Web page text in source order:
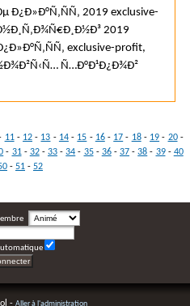
2019 exclusive-
2019
exclusive-profit,
Ñ…Ð°Ð¹Ð¿Ð¾Ð²
11- 12 - 13 - 14- 15 - 16- 17 - 18- 19 - 20-
- 31- 32- 33 -34 - 35- 36- 37 -38 - 39- 40
- 51 - 52
- Aller à l'administration